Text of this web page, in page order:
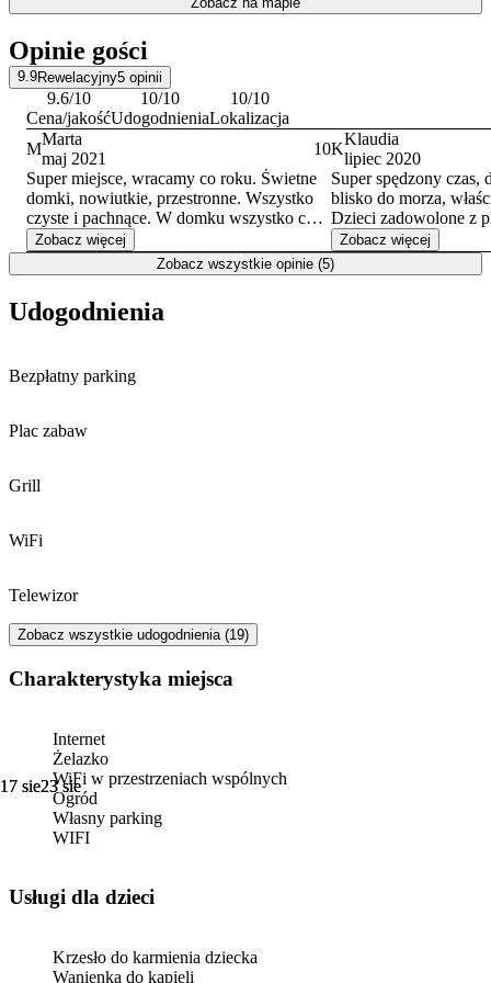
Obiekt zlokalizowany jest 400 m od plaży, do której prowadzi
atrakcje Trzęsacza, takie jak słynne
widokowy oraz stacja Nadmorskiej Kolei Wąskotorowej.
Opinie gości
9.9Rewelacyjny5 opinii
9.6/10
Cena/jakość
10/10
Udogodnienia
10/10
Lokalizacja
M
Marta
maj 2021
10
Super miejsce, wracamy co roku. Świetne
domki, nowiutkie, przestronne. Wszystko
czyste i pachnące. W domku wszystko co
potrzebne, nawet naczynia dla dzieci, grill
czy leżaki i parawan. Świetne miejsce
bardzo blisko plaży, a jednocześnie nie w
domkach i plac zabaw dla dzieci. Obsługa
Serdecznie polecam!
Zobacz więcej
K
Klaudia
lipiec 2020
Super spędzony czas,
blisko do morza,
Udogodnienia jak
wanienka. Suszarka,
wysuszyć ręczniki po
Zobacz więcej
Zobacz wszystkie opinie (5)
17 sie23 sie
17 sie23 sie
Udogodnienia
Bezpłatny parking
Plac zabaw
Grill
WiFi
Telewizor
Zobacz wszystkie udogodnienia (19)
Charakterystyka miejsca
Internet
Żelazko
WiFi w przestrzeniach wspólnych
Ogród
Własny parking
WIFI
usługi dla dzieci
Krzesło do karmienia dziecka
Wanienka do kąpieli